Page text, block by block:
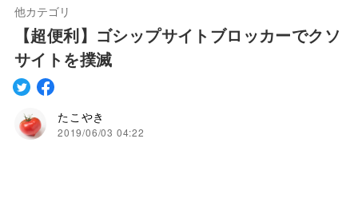
他カテゴリ
【超便利】ゴシップサイトブロッカーでクソ
サイトを撲滅
たこやき
2019/06/03 04:22